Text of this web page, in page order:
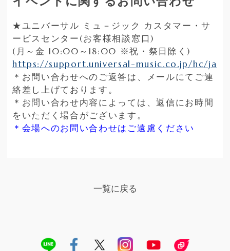
★ユニバーサル ミュ－ジック カスタマー・サ
ービスセンター(お客様相談窓口)
(月～金 10:00～18:00 ※祝・祭日除く)
https://support.universal-music.co.jp/hc/ja
＊お問い合わせへのご返答は、メールにてご連
絡差し上げております。
＊お問い合わせ内容によっては、返信にお時間
をいただく場合がございます。
＊会場へのお問い合わせはご遠慮ください
一覧に戻る